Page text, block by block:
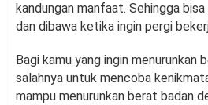
kandungan manfaat. Sehingga
dan dibawa ketika ingin pergi
Bagi kamu yang ingin menurunkan
salahnya untuk mencoba
mampu menurunkan berat badan